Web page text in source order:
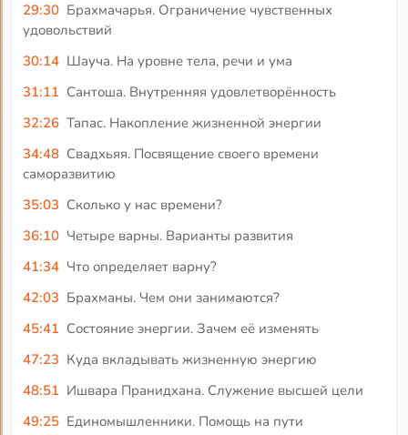
29:30 Брахмачарья. Ограничение чувственных
удовольствий
30:14 Шауча. На уровне тела, речи и ума
31:11 Сантоша. Внутренняя удовлетворённость
32:26 Тапас. Накопление жизненной энергии
34:48 Свадхьяя. Посвящение своего времени
саморазвитию
35:03 Сколько у нас времени?
36:10 Четыре варны. Варианты развития
41:34 Что определяет варну?
42:03 Брахманы. Чем они занимаются?
45:41 Состояние энергии. Зачем её изменять
47:23 Куда вкладывать жизненную энергию
48:51 Ишвара Пранидхана. Служение высшей цели
49:25 Единомышленники. Помощь на пути